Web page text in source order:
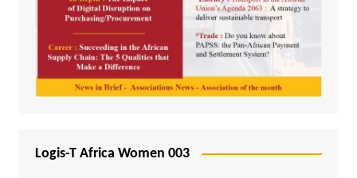
Logis-T Africa Women 003